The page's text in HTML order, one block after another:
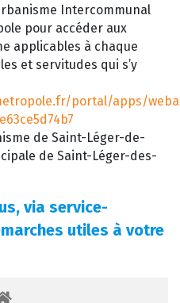
Intercommunal
pour accéder aux
applicables à chaque
et servitudes qui s’y
portal/apps/
de Saint-Léger-de-
de Saint-Léger-des-
via service-
utiles à votre